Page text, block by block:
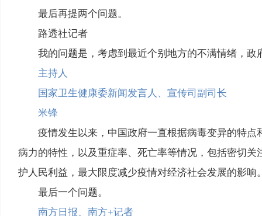
最后再提两个问题。
路透社记者
我的问题是，考虑到最近个别地方的不满情绪，
主持人
国家卫生健康委新闻发言人、宣传司副司长
米锋
疫情发生以来，中国政府一直根据病毒变异的特
病力的特性，以及重症率、死亡率等情况，包括密切
护人民利益，最大限度减少疫情对经济社会发展的影响
最后一个问题。
南方日报、南方+记者